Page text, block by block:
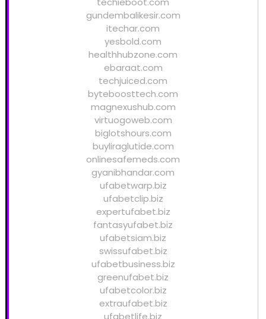
gundembalikesir.com
itechar.com
yesbold.com
healthhubzone.com
ebaraat.com
techjuiced.com
byteboosttech.com
magnexushub.com
virtuogoweb.com
biglotshours.com
buyliraglutide.com
onlinesafemeds.com
gyanibhandar.com
ufabetwarp.biz
ufabetclip.biz
expertufabet.biz
fantasyufabet.biz
ufabetsiam.biz
swissufabet.biz
ufabetbusiness.biz
greenufabet.biz
ufabetcolor.biz
extraufabet.biz
ufabetlife.biz